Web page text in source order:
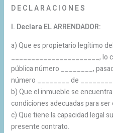
D E C L A R A C I O N E S
I. Declara EL ARRENDADOR:
a) Que es propietario legítimo
______________________, lo
pública número ________,
número ________ de
b) Que el inmueble se
condiciones adecuadas para
c) Que tiene la capacidad legal
presente contrato.